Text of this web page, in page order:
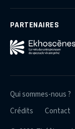
PARTENAIRES
Qui sommes-nous ?
Crédits
Contact